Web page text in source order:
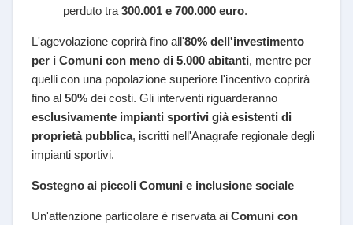
perduto tra 300.001 e 700.000 euro.
L'agevolazione coprirà fino all'80% dell'investimento
per i Comuni con meno di 5.000 abitanti, mentre per
quelli con una popolazione superiore l'incentivo coprirà
fino al 50% dei costi. Gli interventi riguarderanno
esclusivamente impianti sportivi già esistenti di
proprietà pubblica, iscritti nell'Anagrafe regionale degli
impianti sportivi.
Sostegno ai piccoli Comuni e inclusione sociale
Un'attenzione particolare è riservata ai Comuni con